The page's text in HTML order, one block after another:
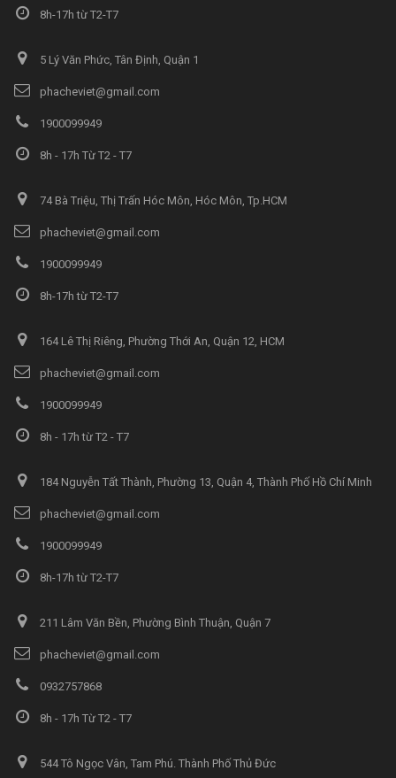
8h-17h từ T2-T7
5 Lý Văn Phức, Tân Định, Quận 1
phacheviet@gmail.com
1900099949
8h - 17h Từ T2 - T7
74 Bà Triệu, Thị Trấn Hóc Môn, Hóc Môn, Tp.HCM
phacheviet@gmail.com
1900099949
8h-17h từ T2-T7
164 Lê Thị Riêng, Phường Thới An, Quận 12, HCM
phacheviet@gmail.com
1900099949
8h - 17h từ T2 - T7
184 Nguyễn Tất Thành, Phường 13, Quận 4, Thành Phố Hồ Chí Minh
phacheviet@gmail.com
1900099949
8h-17h từ T2-T7
211 Lâm Văn Bền, Phường Bình Thuận, Quận 7
phacheviet@gmail.com
0932757868
8h - 17h Từ T2 - T7
544 Tô Ngọc Vân, Tam Phú. Thành Phố Thủ Đức